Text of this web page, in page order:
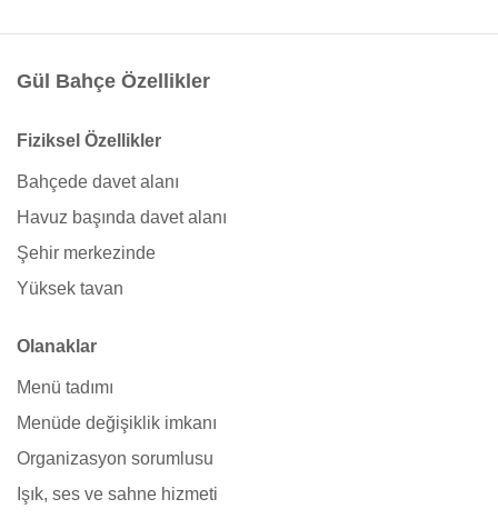
Gül Bahçe Özellikler
Fiziksel Özellikler
Bahçede davet alanı
Havuz başında davet alanı
Şehir merkezinde
Yüksek tavan
Olanaklar
Menü tadımı
Menüde değişiklik imkanı
Organizasyon sorumlusu
Işık, ses ve sahne hizmeti